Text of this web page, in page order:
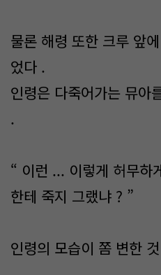
물론 해령 또한 크루 앞
었다 .
인령은 다죽어가는 뮤아
.
“ 이런 ... 이렇게 허무하
한테 죽지 그랬냐 ? ”
인령의 모습이 쫌 변한